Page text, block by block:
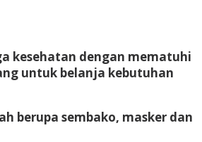
kesehatan dengan mematuhi
untuk belanja kebutuhan
berupa sembako, masker dan